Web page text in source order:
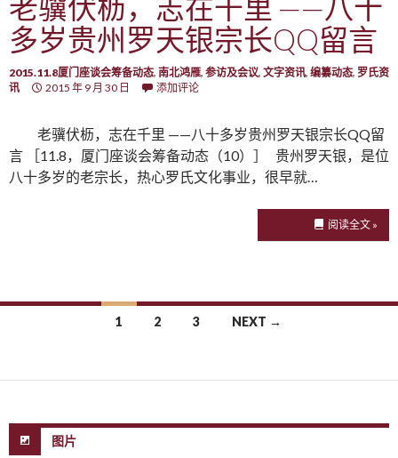
老骥伏枥，志在千里 ——八十
多岁贵州罗天银宗长QQ留言
2015.11.8厦门座谈会筹备动态, 南北鸿雁, 参访及会议, 文字资讯, 编纂动态, 罗氏资
讯
2015 年 9 月 30 日 添加评论
老骥伏枥，志在千里 ——八十多岁贵州罗天银宗长QQ留
言 ［11.8，厦门座谈会筹备动态（10）］ 贵州罗天银，是位
八十多岁的老宗长，热心罗氏文化事业，很早就…
阅读全文 »
1 2 3 NEXT →
图片